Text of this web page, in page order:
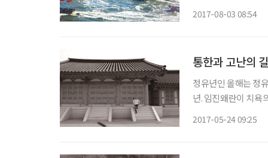
2017-08-03 08:54
통한과 고난의
정유년인 올해는 정
년. 임진왜란이 치욕
2017-05-24 09:25